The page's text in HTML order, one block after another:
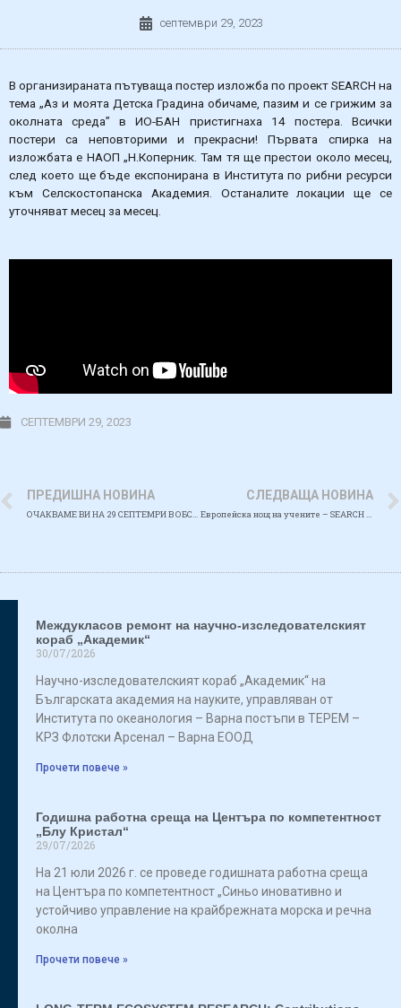
септември 29, 2023
В организираната пътуваща постер изложба по проект SEARCH на
тема „Аз и моята Детска Градина обичаме, пазим и се грижим за
околната среда” в ИО-БАН пристигнаха 14 постера. Всички
постери са неповторими и прекрасни! Първата спирка на
изложбата е НАОП „Н.Коперник. Там тя ще престои около месец,
след което ще бъде експонирана в Института по рибни ресурси
към Селскостопанска Академия. Останалите локации ще се
уточняват месец за месец.
СЕПТЕМВРИ 29, 2023
ПРЕДИШНА НОВИНА
ОЧАКВАМЕ ВИ НА 29 СЕПТЕМРИ В ОБСЕРВАТОРИЯТА НА ГР. ВАРНА!
СЛЕДВАЩА НОВИНА
Европейска нощ на учените – SEARCH 2023 – ОБРАТНА ВРЪЗКА КЪМ ОРГАНИЗАТОРИТЕ
Междукласов ремонт на научно-изследователският
кораб „Академик“
30/07/2026
Научно-изследователският кораб „Академик“ на
Българската академия на науките, управляван от
Института по океанология – Варна постъпи в ТЕРЕМ –
КРЗ Флотски Арсенал – Варна ЕООД
Прочети повече »
Годишна работна среща на Центъра по компетентност
„Блу Кристал“
29/07/2026
На 21 юли 2026 г. се проведе годишната работна среща
на Центъра по компетентност „Синьо иновативно и
устойчиво управление на крайбрежната морска и речна
околна
Прочети повече »